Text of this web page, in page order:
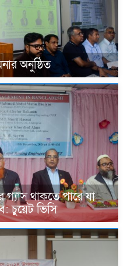
অনুষ্ঠিত
গ্যাস থাকতে পারে যা
চুয়েট ভিসি